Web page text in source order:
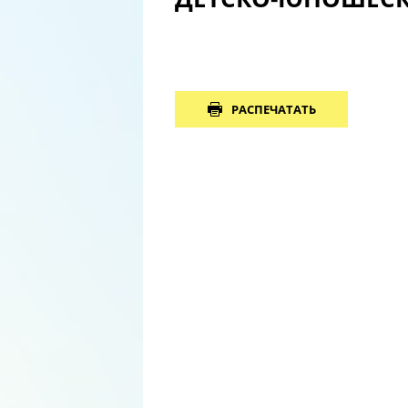
РАСПЕЧАТАТЬ